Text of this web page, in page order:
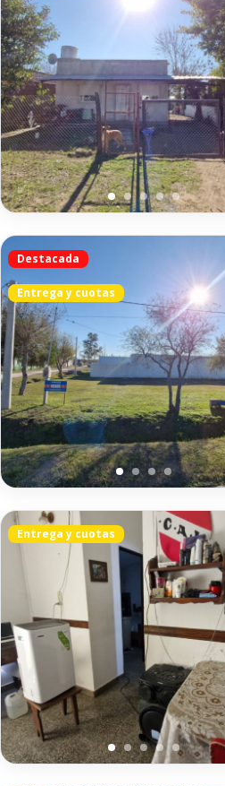
Destacada
Entrega y cuotas
Entrega y cuotas